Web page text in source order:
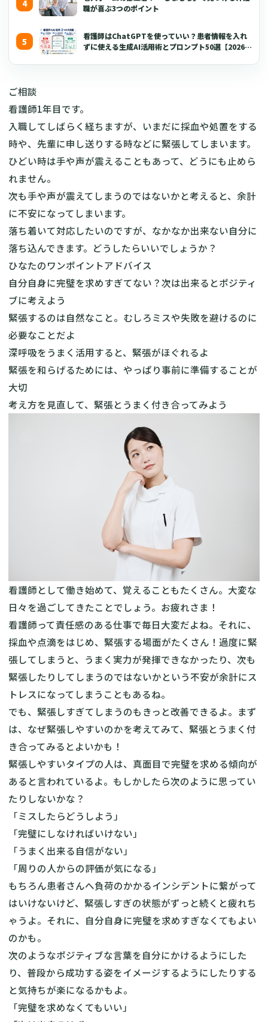
職が喜ぶ3つのポイント
看護師はChatGPTを使っていい？患者情報を入れ
ずに使える生成AI活用術とプロンプト50選【2026年
ご相談
看護師1年目です。
入職してしばらく経ちますが、いまだに採血や処置をする
時や、先輩に申し送りする時などに緊張してしまいます。
ひどい時は手や声が震えることもあって、どうにも止めら
れません。
次も手や声が震えてしまうのではないかと考えると、余計
に不安になってしまいます。
落ち着いて対応したいのですが、なかなか出来ない自分に
落ち込んできます。どうしたらいいでしょうか？
ひなたのワンポイントアドバイス
自分自身に完璧を求めすぎてない？次は出来るとポジティ
ブに考えよう
緊張するのは自然なこと。むしろミスや失敗を避けるのに
必要なことだよ
深呼吸をうまく活用すると、緊張がほぐれるよ
緊張を和らげるためには、やっぱり事前に準備することが
大切
考え方を見直して、緊張とうまく付き合ってみよう
看護師として働き始めて、覚えることもたくさん。大変な
日々を過ごしてきたことでしょう。お疲れさま！
看護師って責任感のある仕事で毎日大変だよね。それに、
採血や点滴をはじめ、緊張する場面がたくさん！過度に緊
張してしまうと、うまく実力が発揮できなかったり、次も
緊張したりしてしまうのではないかという不安が余計にス
トレスになってしまうこともあるね。
でも、緊張しすぎてしまうのもきっと改善できるよ。まず
は、なぜ緊張しやすいのかを考えてみて、緊張とうまく付
き合ってみるとよいかも！
緊張しやすいタイプの人は、真面目で完璧を求める傾向が
あると言われているよ。もしかしたら次のように思ってい
たりしないかな？
「ミスしたらどうしよう」
「完璧にしなければいけない」
「うまく出来る自信がない」
「周りの人からの評価が気になる」
もちろん患者さんへ負荷のかかるインシデントに繋がって
はいけないけど、緊張しすぎの状態がずっと続くと疲れち
ゃうよ。それに、自分自身に完璧を求めすぎなくてもよい
のかも。
次のようなポジティブな言葉を自分にかけるようにした
り、普段から成功する姿をイメージするようにしたりする
と気持ちが楽になるかもよ。
「完璧を求めなくてもいい」